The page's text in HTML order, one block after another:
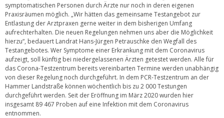
symptomatischen Personen durch Ärzte nur noch in deren eigenen
Praxisräumen möglich. „Wir hätten das gemeinsame Testangebot zur
Entlastung der Arztpraxen gerne weiter in dem bisherigen Umfang
aufrechterhalten. Die neuen Regelungen nehmen uns aber die Möglichkeit
hierzu“, bedauert Landrat Hans-Jürgen Petrauschke den Wegfall des
Testangebotes. Wer Symptome einer Erkrankung mit dem Coronavirus
aufzeigt, soll künftig bei niedergelassenen Ärzten getestet werden. Alle für
das Corona-Testzentrum bereits vereinbarten Termine werden unabhängig
von dieser Regelung noch durchgeführt. In dem PCR-Testzentrum an der
Hammer Landstraße können wöchentlich bis zu 2 000 Testungen
durchgeführt werden. Seit der Eröffnung im März 2020 wurden hier
insgesamt 89 467 Proben auf eine Infektion mit dem Coronavirus
entnommen.